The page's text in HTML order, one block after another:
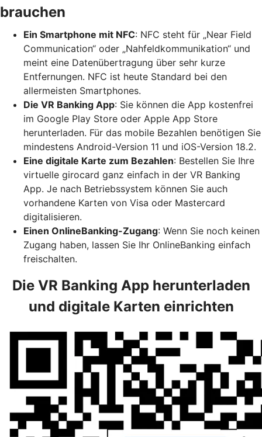
brauchen
Ein Smartphone mit NFC: NFC steht für „Near Field
Communication“ oder „Nahfeldkommunikation“ und
meint eine Datenübertragung über sehr kurze
Entfernungen. NFC ist heute Standard bei den
allermeisten Smartphones.
Die VR Banking App: Sie können die App kostenfrei
im Google Play Store oder Apple App Store
herunterladen. Für das mobile Bezahlen benötigen Sie
mindestens Android-Version 11 und iOS-Version 18.2.
Eine digitale Karte zum Bezahlen: Bestellen Sie Ihre
virtuelle girocard ganz einfach in der VR Banking
App. Je nach Betriebssystem können Sie auch
vorhandene Karten von Visa oder Mastercard
digitalisieren.
Einen OnlineBanking-Zugang: Wenn Sie noch keinen
Zugang haben, lassen Sie Ihr OnlineBanking einfach
freischalten.
Die VR Banking App herunterladen
und digitale Karten einrichten